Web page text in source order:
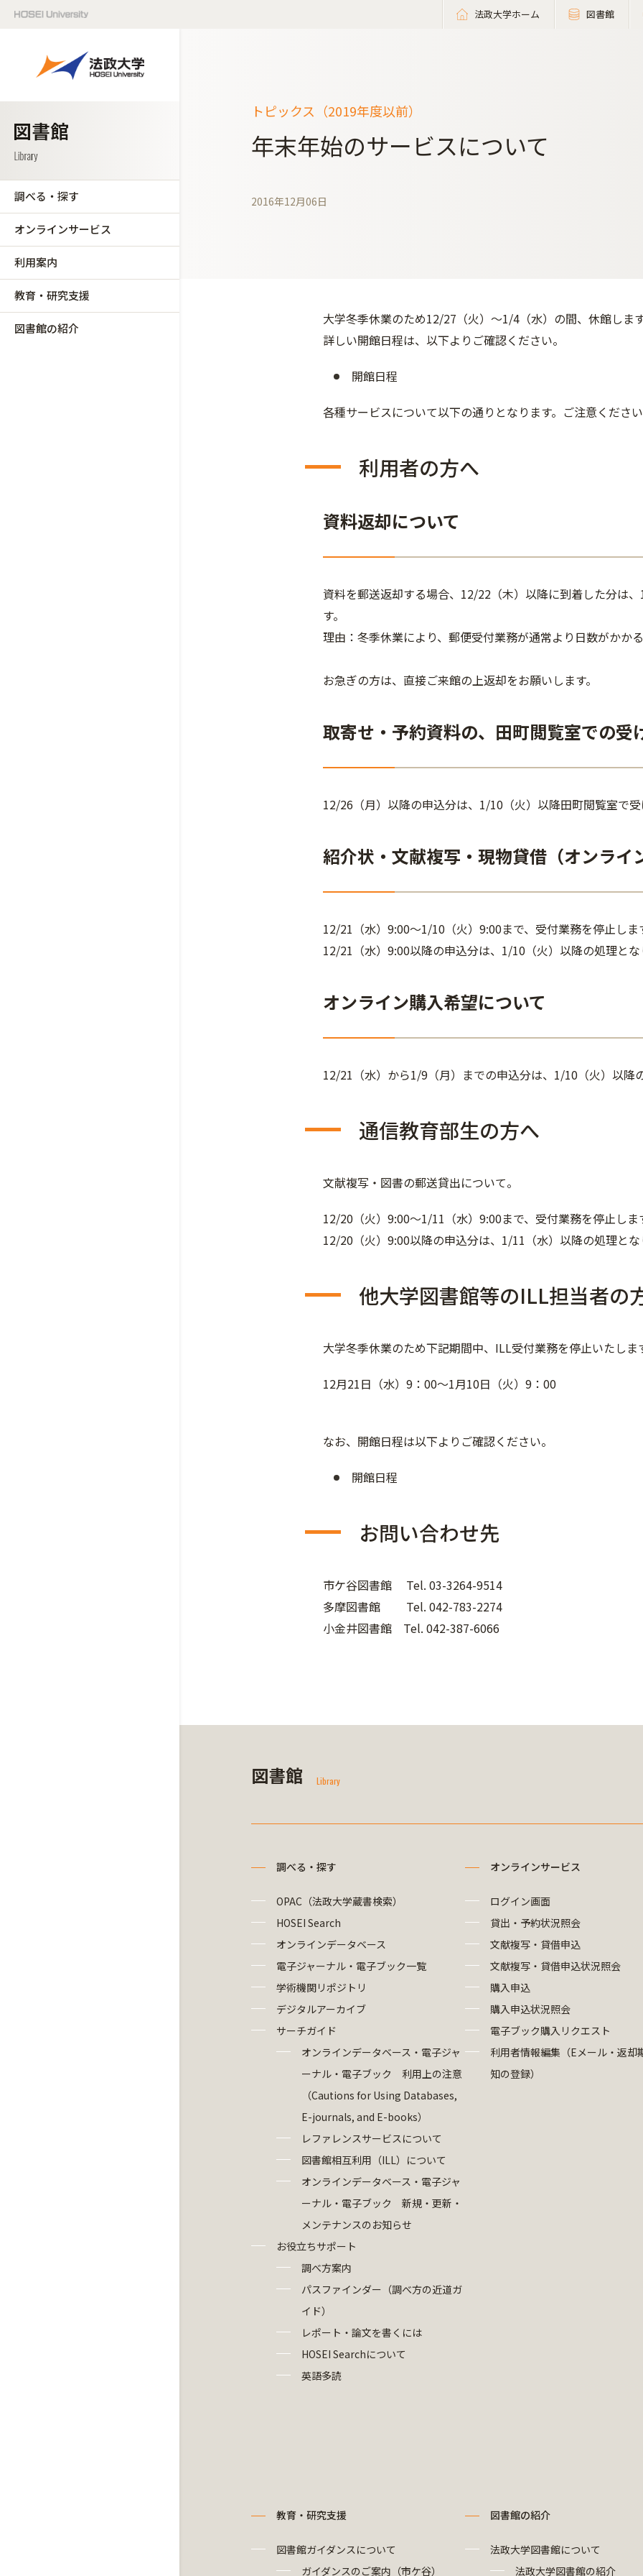
法政大学ホーム 図書館
調べる・探す
オンラインサービス
利用案内
教育・研究支援
図書館の紹介
トピックス（2019年度以前）
年末年始のサービスについて
2016年12月06日
大学冬季休業のため12/27（火）～1/4（水）の間、休館します
詳しい開館日程は、以下よりご確認ください。
開館日程
各種サービスについて以下の通りとなります。ご注意ください
利用者の方へ
資料返却について
資料を郵送返却する場合、12/22（木）以降に到着した分は
す。
理由：冬季休業により、郵便受付業務が通常より日数がかかる
お急ぎの方は、直接ご来館の上返却をお願いします。
取寄せ・予約資料の、田町閲覧室での受
12/26（月）以降の申込分は、1/10（火）以降田町閲覧室で受
紹介状・文献複写・現物貸借（オンライ
12/21（水）9:00～1/10（火）9:00まで、受付業務を停止しま
12/21（水）9:00以降の申込分は、1/10（火）以降の処理とな
オンライン購入希望について
12/21（水）から1/9（月）までの申込分は、1/10（火）以降
通信教育部生の方へ
文献複写・図書の郵送貸出について。
12/20（火）9:00～1/11（水）9:00まで、受付業務を停止しま
12/20（火）9:00以降の申込分は、1/11（水）以降の処理とな
他大学図書館等のILL担当者の
大学冬季休業のため下記期間中、ILL受付業務を停止いたしま
12月21日（水）9：00～1月10日（火）9：00
なお、開館日程は以下よりご確認ください。
開館日程
お問い合わせ先
市ケ谷図書館 Tel. 03-3264-9514
多摩図書館 Tel. 042-783-2274
小金井図書館 Tel. 042-387-6066
図書館 Library
調べる・探す
OPAC（法政大学蔵書検索）
HOSEI Search
オンラインデータベース
電子ジャーナル・電子ブック一覧
学術機関リポジトリ
デジタルアーカイブ
サーチガイド
オンラインデータベース・電子ジャ
ーナル・電子ブック 利用上の注意
（Cautions for Using Databases,
E-journals, and E-books）
レファレンスサービスについて
図書館相互利用（ILL）について
オンラインデータベース・電子ジャ
ーナル・電子ブック 新規・更新・
メンテナンスのお知らせ
お役立ちサポート
調べ方案内
パスファインダー（調べ方の近道ガ
イド）
レポート・論文を書くには
HOSEI Searchについて
英語多読
オンラインサービス
ログイン画面
貸出・予約状況照会
文献複写・貸借申込
文献複写・貸借申込状況照会
購入申込
購入申込状況照会
電子ブック購入リクエスト
利用者情報編集（Eメール・返却
知の登録）
教育・研究支援
図書館ガイダンスについて
ガイダンスのご案内（市ケ谷）
図書館の紹介
法政大学図書館について
法政大学図書館の紹介